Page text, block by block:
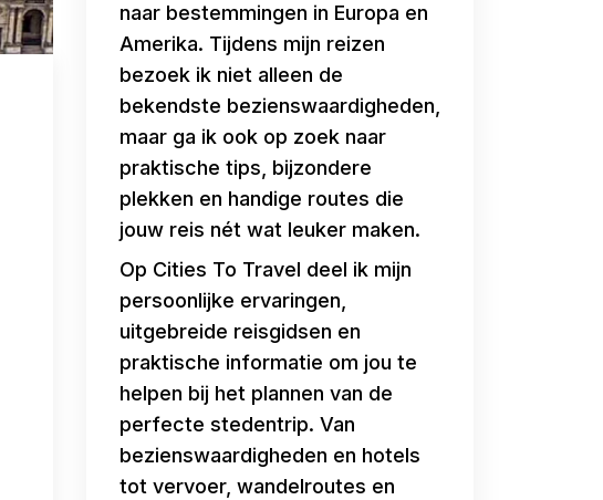
naar bestemmingen in Europa en
Amerika. Tijdens mijn reizen
bezoek ik niet alleen de
bekendste bezienswaardigheden,
maar ga ik ook op zoek naar
praktische tips, bijzondere
plekken en handige routes die
jouw reis nét wat leuker maken.
Op Cities To Travel deel ik mijn
persoonlijke ervaringen,
uitgebreide reisgidsen en
praktische informatie om jou te
helpen bij het plannen van de
perfecte stedentrip. Van
bezienswaardigheden en hotels
tot vervoer, wandelroutes en